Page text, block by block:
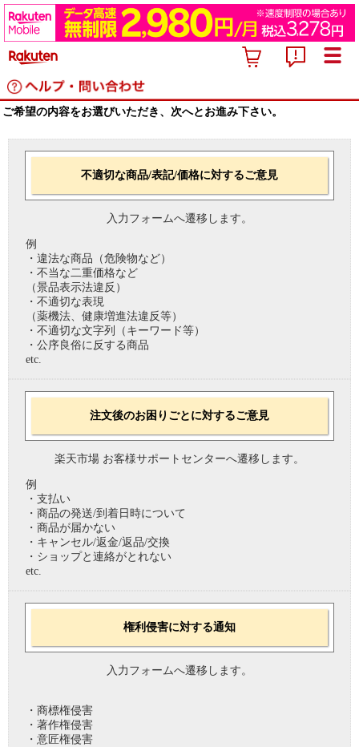
ご希望の内容をお選びいただき、次へとお進み下さい。
不適切な商品/表記/価格に対するご意見
入力フォームへ遷移します。
例
・違法な商品（危険物など）
・不当な二重価格など
（景品表示法違反）
・不適切な表現
（薬機法、健康増進法違反等）
・不適切な文字列（キーワード等）
・公序良俗に反する商品
etc.
注文後のお困りごとに対するご意見
楽天市場 お客様サポートセンターへ遷移します。
例
・支払い
・商品の発送/到着日時について
・商品が届かない
・キャンセル/返金/返品/交換
・ショップと連絡がとれない
etc.
権利侵害に対する通知
入力フォームへ遷移します。
・商標権侵害
・著作権侵害
・意匠権侵害